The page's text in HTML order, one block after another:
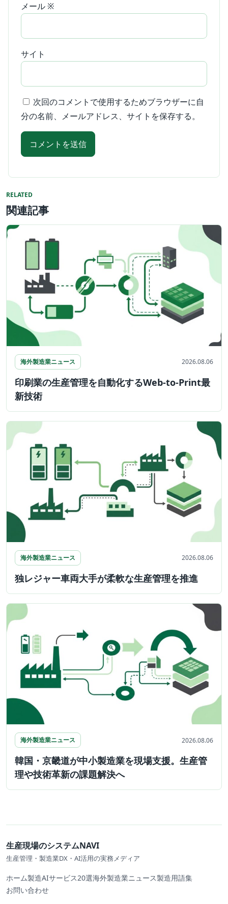
メール ※
サイト
次回のコメントで使用するためブラウザーに自
分の名前、メールアドレス、サイトを保存する。
RELATED
関連記事
海外製造業ニュース 2026.08.06
印刷業の生産管理を自動化するWeb-to-Print最
新技術
海外製造業ニュース 2026.08.06
独レジャー車両大手が柔軟な生産管理を推進
海外製造業ニュース 2026.08.06
韓国・京畿道が中小製造業を現場支援。生産管
理や技術革新の課題解決へ
生産現場のシステムNAVI
生産管理・製造業DX・AI活用の実務メディア
ホーム製造AIサービス20選海外製造業ニュース製造用語集
お問い合わせ